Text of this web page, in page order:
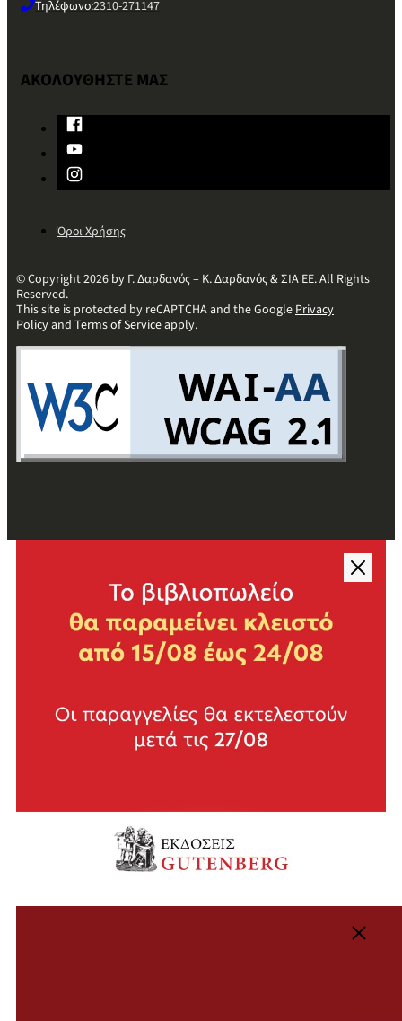
Τηλέφωνο:2310-271147
ΑΚΟΛΟΥΘΗΣΤΕ ΜΑΣ
Όροι Χρήσης
© Copyright 2026 by Γ. Δαρδανός – Κ. Δαρδανός & ΣΙΑ ΕΕ. All Rights
Reserved.
This site is protected by reCAPTCHA and the GooglePrivacy
Policyand Terms of Serviceapply.